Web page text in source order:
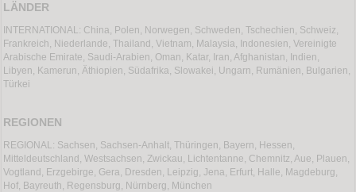
LÄNDER
INTERNATIONAL: China, Polen, Norwegen, Schweden, Tschechien, Schweiz,
Frankreich, Niederlande, Thailand, Vietnam, Malaysia, Indonesien, Vereinigte
Arabische Emirate, Saudi-Arabien, Oman, Katar, Iran, Afghanistan, Indien,
Libyen, Kamerun, Äthiopien, Südafrika, Slowakei, Ungarn, Rumänien, Bulgarien,
Türkei
REGIONEN
REGIONAL: Sachsen, Sachsen-Anhalt, Thüringen, Bayern, Hessen,
Mitteldeutschland, Westsachsen, Zwickau, Lichtentanne, Chemnitz, Aue, Plauen,
Vogtland, Erzgebirge, Gera, Dresden, Leipzig, Jena, Erfurt, Halle, Magdeburg,
Hof, Bayreuth, Regensburg, Nürnberg, München